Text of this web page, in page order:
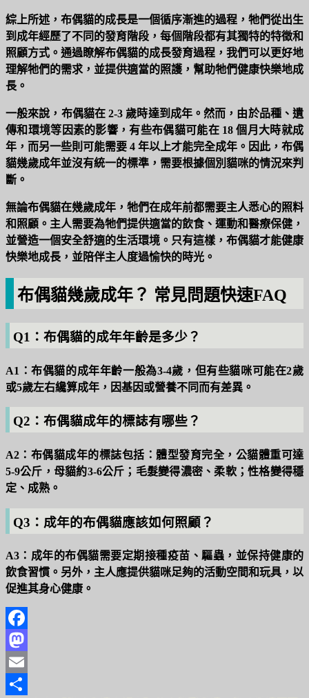
綜上所述，布偶貓的成長是一個循序漸進的過程，牠們從出生
到成年經歷了不同的發育階段，每個階段都有其獨特的特徵和
照顧方式。通過瞭解布偶貓的成長發育過程，我們可以更好地
理解牠們的需求，並提供適當的照護，幫助牠們健康快樂地成
長。
一般來說，布偶貓在 2-3 歲時達到成年。然而，由於品種、遺
傳和環境等因素的影響，有些布偶貓可能在 18 個月大時就成
年，而另一些則可能需要 4 年以上才能完全成年。因此，布偶
貓幾歲成年並沒有統一的標準，需要根據個別貓咪的情況來判
斷。
無論布偶貓在幾歲成年，牠們在成年前都需要主人悉心的照料
和照顧。主人需要為牠們提供適當的飲食、運動和醫療保健，
並營造一個安全舒適的生活環境。只有這樣，布偶貓才能健康
快樂地成長，並陪伴主人度過愉快的時光。
布偶貓幾歲成年？ 常見問題快速FAQ
Q1：布偶貓的成年年齡是多少？
A1：布偶貓的成年年齡一般為3-4歲，但有些貓咪可能在2歲
或5歲左右纔算成年，因基因或營養不同而有差異。
Q2：布偶貓成年的標誌有哪些？
A2：布偶貓成年的標誌包括：體型發育完全，公貓體重可達
5-9公斤，母貓約3-6公斤；毛髮變得濃密、柔軟；性格變得穩
定、成熟。
Q3：成年的布偶貓應該如何照顧？
A3：成年的布偶貓需要定期接種疫苗、驅蟲，並保持健康的
飲食習慣。另外，主人應提供貓咪足夠的活動空間和玩具，以
促進其身心健康。
Facebook
Mastodon
Email